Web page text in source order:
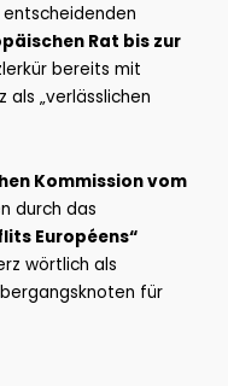
entscheidenden
Rat bis zur
bereits mit
als „verlässlichen
Kommission vom
durch das
Européens“
wörtlich als
für